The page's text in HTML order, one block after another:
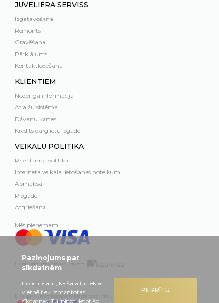
JUVELIERA SERVISS
Izgatavošana
Remonts
Gravēšana
Pārklājums
Kontaktlodēšana
KLIENTIEM
Noderīga informācija
Atlaižu sistēma
Dāvanu kartes
Kredīts dārglietu iegādei
VEIKALU POLITIKA
Privātuma politika
Interneta veikala lietošanas noteikumi
Apmaksa
Piegāde
Atgriešana
Mēs pieņemam:
Interneta veikala izstrāde –
Droši pirkumi tiešsaistē ar Mastercard, Visa un Swedbank
PIEKRĪTU
Paziņojums par
sīkdatnēm
Informējam, ka šajā tīmekļa
vietnē tiek izmantotas
sīkdatnes. Turpinot lietot šo